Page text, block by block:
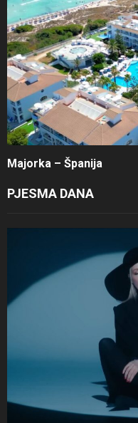
Majorka – Španija
PJESMA DANA